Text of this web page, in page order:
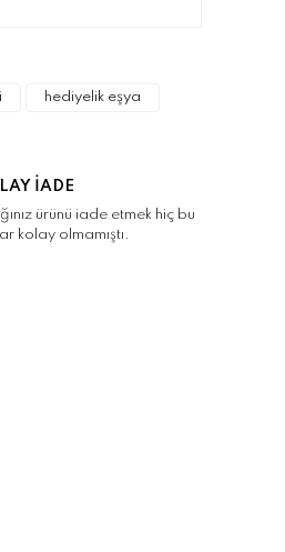
hediyelik eşya
İADE
ürünü iade etmek hiç bu
kolay olmamıştı.